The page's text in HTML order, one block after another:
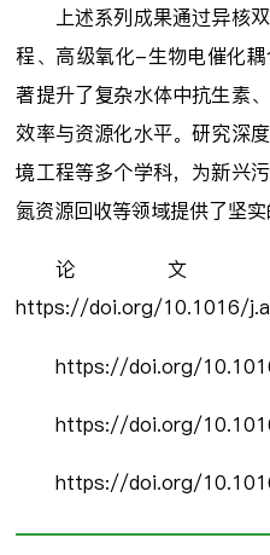
上述系列成果通过异核
程、高级氧化-生物电催化
著提升了复杂水体中抗生素
效率与资源化水平。研究深
境工程等多个学科，为新兴
氮资源回收等领域提供了坚实
论文
https://doi.org/10.1016/
https://doi.org/
https://doi.org/
https://doi.org/